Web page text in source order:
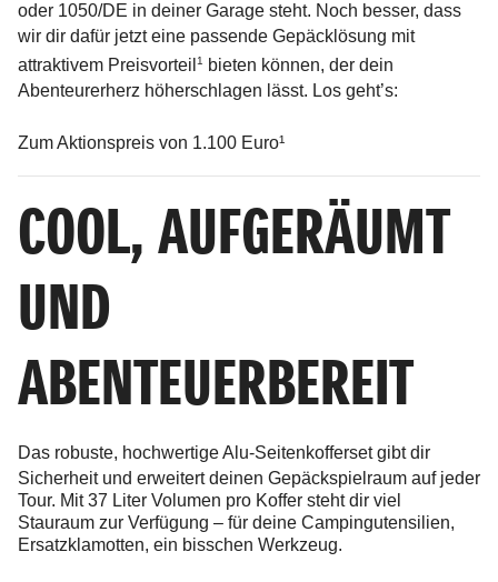
oder 1050/DE in deiner Garage steht. Noch besser, dass
wir dir dafür jetzt eine passende Gepäcklösung mit
attraktivem Preisvorteil 1
bieten können, der dein
Abenteurerherz höherschlagen lässt. Los geht’s:
Zum Aktionspreis von 1.100 Euro¹
COOL, AUFGERÄUMT
UND
ABENTEUERBEREIT
Das robuste, hochwertige Alu-Seitenkoffersetgibt dir
Sicherheit und erweitert deinen Gepäckspielraum auf jeder
Tour. Mit 37 Liter Volumen pro Koffer steht dir viel
Stauraum zur Verfügung – für deine Campingutensilien,
Ersatzklamotten, ein bisschen Werkzeug.